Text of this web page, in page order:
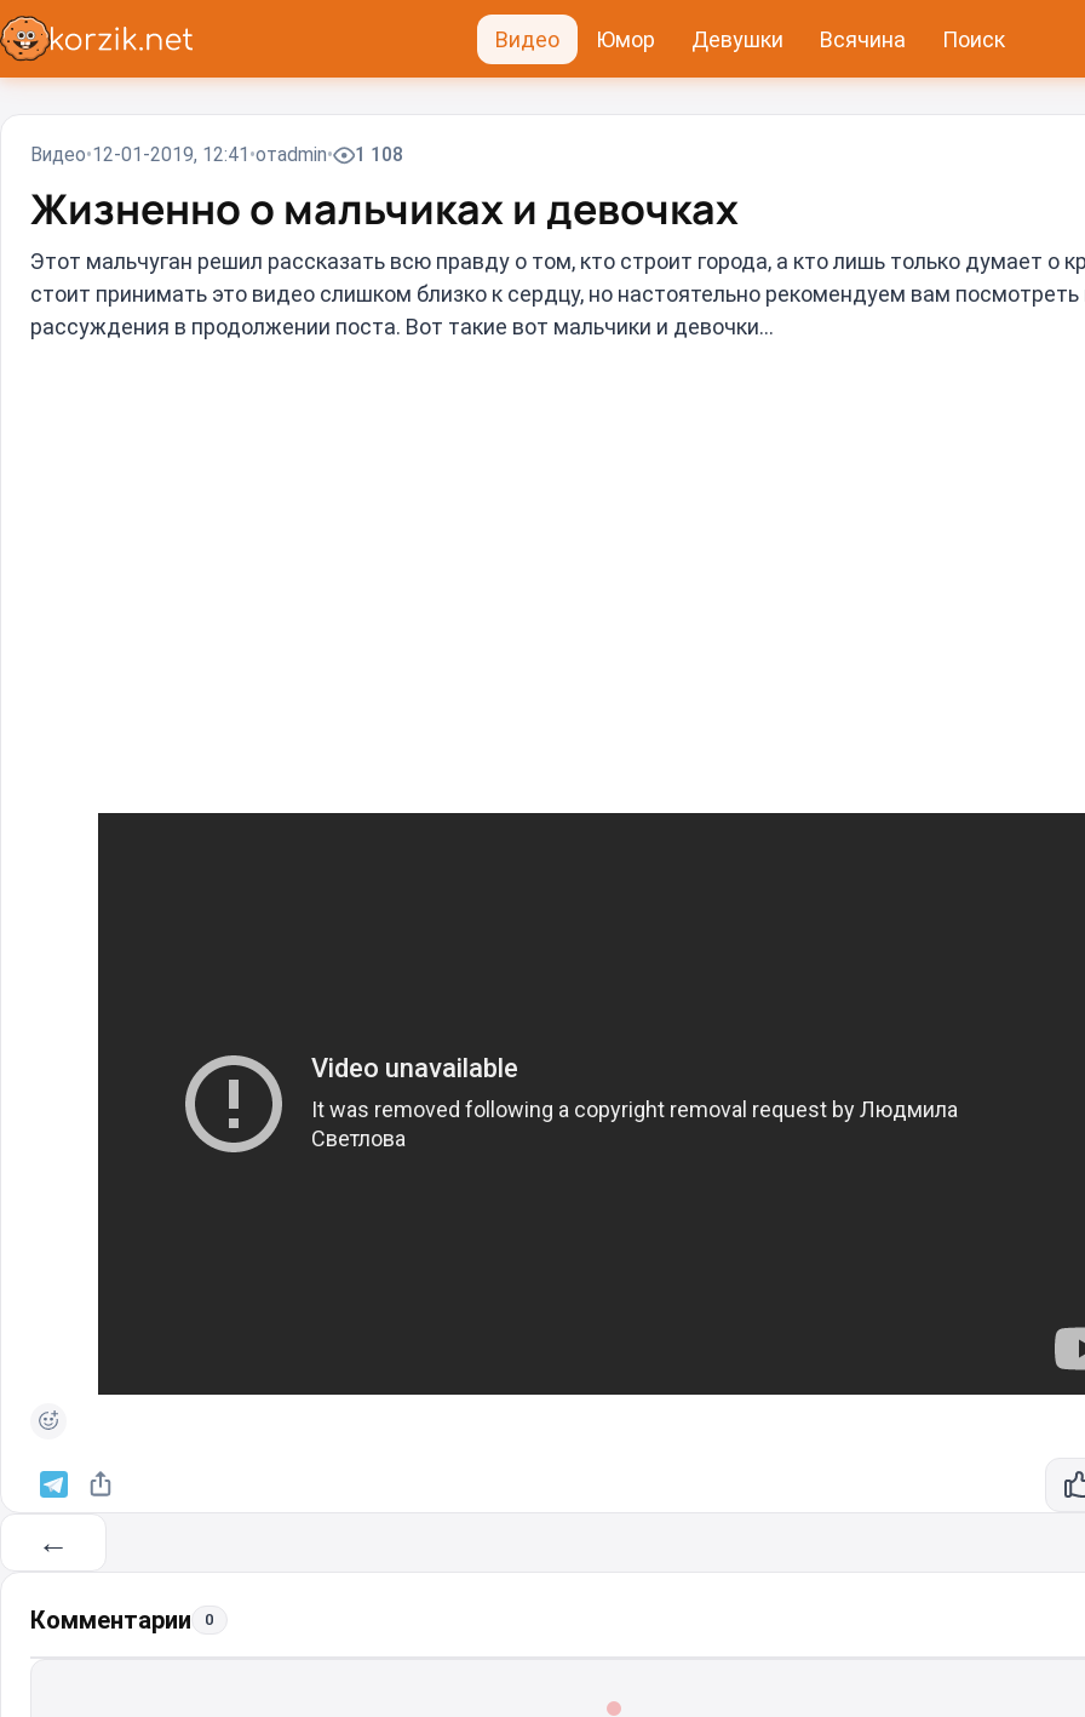
Видео Юмор Девушки Всячина Поиск
Видео 12-01-2019, 12:41 отadmin 1 108
Жизненно о мальчиках и девочках
Этот мальчуган решил рассказать всю правду о том, кто строит города, а кто лишь только думает о
стоит принимать это видео слишком близко к сердцу, но настоятельно рекомендуем вам посмотреть
рассуждения в продолжении поста. Вот такие вот мальчики и девочки...
←
Комментарии 0